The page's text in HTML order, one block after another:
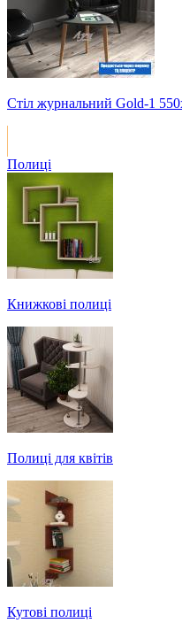
Стіл журнальний Gold-1
Полиці
Книжкові полиці
Полиці для квітів
Кутові полиці